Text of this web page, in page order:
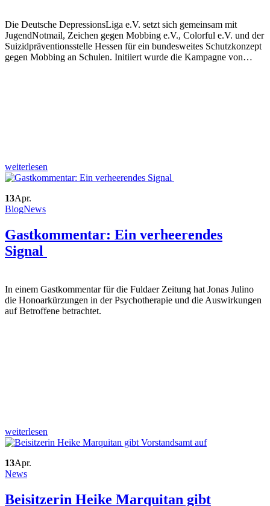
Die Deutsche DepressionsLiga e.V. setzt sich gemeinsam mit
JugendNotmail, Zeichen gegen Mobbing e.V., Colorful e.V. und der
Suizidpräventionsstelle Hessen für ein bundesweites Schutzkonzept
gegen Mobbing an Schulen. Initiiert wurde die Kampagne von…
weiterlesen
13Apr.
BlogNews
Gastkommentar: Ein verheerendes
Signal
In einem Gastkommentar für die Fuldaer Zeitung hat Jonas Julino
die Honoarkürzungen in der Psychotherapie und die Auswirkungen
auf Betroffene betrachtet.
weiterlesen
13Apr.
News
Beisitzerin Heike Marquitan gibt